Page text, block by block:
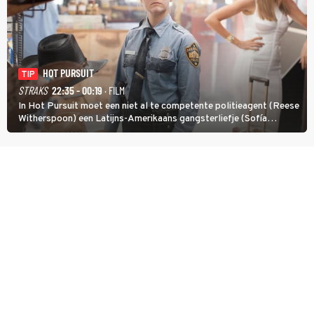
TIP
HOT PURSUIT
STRAKS 22:35 - 00:19 · FILM
In Hot Pursuit moet een niet al te competente politieagent (Reese
Witherspoon) een Latijns-Amerikaans gangsterliefje (Sofía
Vergara) beschermen tegen corrupte agenten en moordlustige